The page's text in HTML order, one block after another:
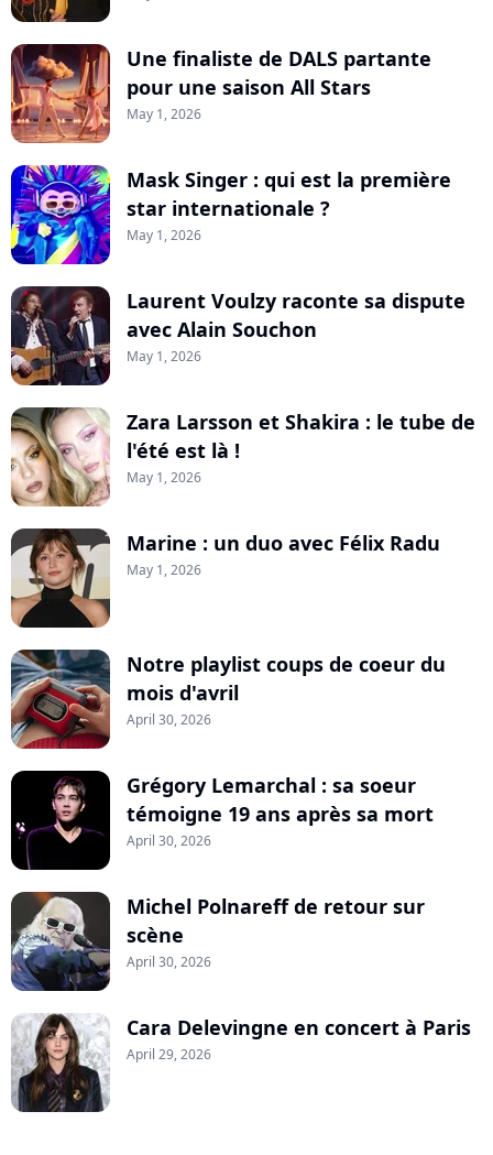
Une finaliste de DALS partante
pour une saison All Stars
May 1, 2026
Mask Singer : qui est la première
star internationale ?
May 1, 2026
Laurent Voulzy raconte sa dispute
avec Alain Souchon
May 1, 2026
Zara Larsson et Shakira : le tube de
l'été est là !
May 1, 2026
Marine : un duo avec Félix Radu
May 1, 2026
Notre playlist coups de coeur du
mois d'avril
April 30, 2026
Grégory Lemarchal : sa soeur
témoigne 19 ans après sa mort
April 30, 2026
Michel Polnareff de retour sur
scène
April 30, 2026
Cara Delevingne en concert à Paris
April 29, 2026